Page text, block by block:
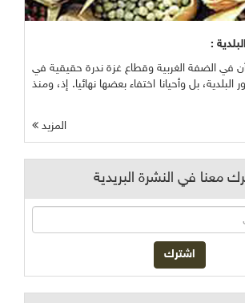
:
أن في الضفة الغربية وقطاع غزة ندرة حقيقية في
بل وأحيانا اختفاء بعضها نهائيا. إذ، ومنذ
المزيد
معنا في النشرة البريدية